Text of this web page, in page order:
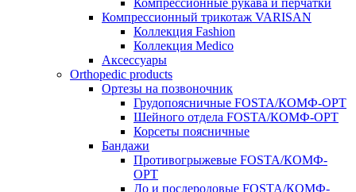
Компрессионные рукава и перчатки
Компрессионный трикотаж VARISAN
Коллекция Fashion
Коллекция Medico
Аксессуары
Orthopedic products
Ортезы на позвоночник
Грудопоясничные FOSTA/КОМФ-ОРТ
Шейного отдела FOSTA/КОМФ-ОРТ
Корсеты поясничные
Бандажи
Противогрыжевые FOSTA/КОМФ-
ОРТ
До и послеродовые FOSTA/КОМФ-